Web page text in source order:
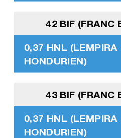
42 BIF (FRANC
0,37 HNL (LEMPIRA
HONDURIEN)
43 BIF (FRANC
0,37 HNL (LEMPIRA
HONDURIEN)